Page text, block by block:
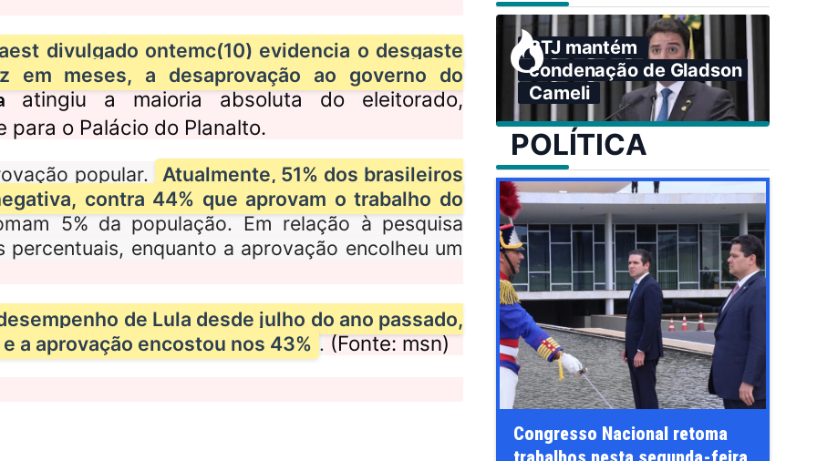
divulgado ontemc(10) evidencia o desgaste
em meses, a desaprovação ao governo do
atingiu a maioria absoluta do eleitorado,
o Palácio do Planalto.
popular.
Atualmente, 51% dos brasileiros
contra 44% que aprovam o trabalho do
5% da população. Em relação à pesquisa
enquanto a aprovação encolheu um
de Lula desde julho do ano passado,
a aprovação encostou nos 43% . (Fonte: msn)
STJ mantém
condenação de Gladson
Cameli
POLÍTICA
Congresso Nacional retoma
Novo aciona Conselho de
no Senado para investigar